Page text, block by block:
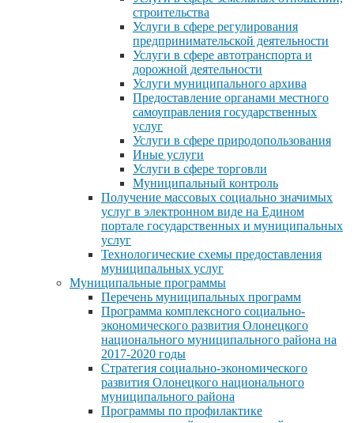
строительства
Услуги в сфере регулирования
предпринимательской деятельности
Услуги в сфере автотранспорта и
дорожной деятельности
Услуги муниципального архива
Предоставление органами местного
самоуправления государственных
услуг
Услуги в сфере природопользования
Иные услуги
Услуги в сфере торговли
Муниципальный контроль
Получение массовых социально значимых
услуг в электронном виде на Едином
портале государственных и муниципальных
услуг
Технологические схемы предоставления
муниципальных услуг
Муниципальные программы
Перечень муниципальных программ
Программа комплексного социально-
экономического развития Олонецкого
национального муниципального района на
2017-2020 годы
Стратегия социально-экономического
развития Олонецкого национального
муниципального района
Программы по профилактике